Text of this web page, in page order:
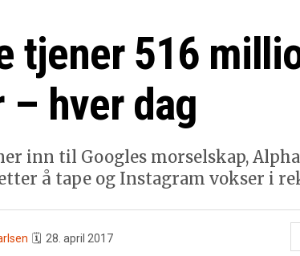
tjener 516
– hver dag
inn til Googles morselskap,
å tape og Instagram vokser i
🗓 28. april 2017